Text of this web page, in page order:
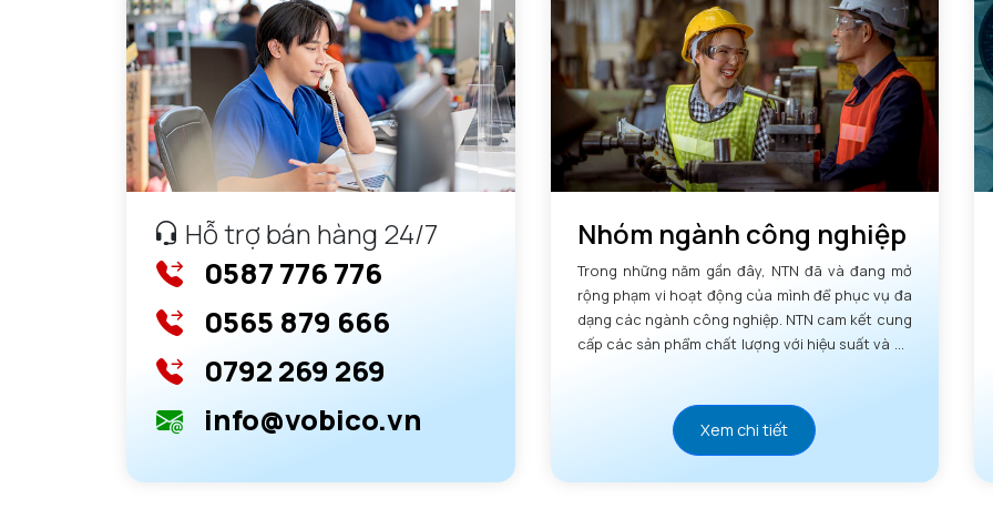
MÁY GIA NHIỆT NTN
da min -
Hỗ trợ bán hàng 24/7
0587 776 776
0565 879 666
0792 269 269
info@vobico.vn
Nhóm ngành công nghiệp
Trong những năm gần đây, NTN đã và đang mở
rộng phạm vi hoạt động của mình để phục vụ đa
dạng các ngành công nghiệp. NTN cam kết cung
cấp các sản phẩm chất lượng với hiệu suất và độ
Xem chi tiết